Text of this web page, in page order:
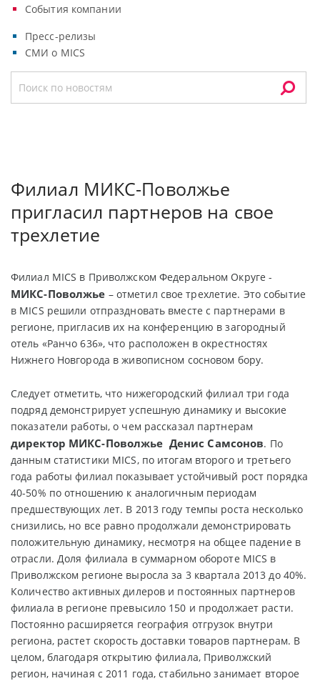
События компании
Пресс-релизы
СМИ о MICS
Филиал МИКС-Поволжье
пригласил партнеров на свое
трехлетие
Филиал MICS в Приволжском Федеральном Округе -
МИКС-Поволжье – отметил свое трехлетие. Это событие
в MICS решили отпраздновать вместе с партнерами в
регионе, пригласив их на конференцию в загородный
отель «Ранчо 636», что расположен в окрестностях
Нижнего Новгорода в живописном сосновом бору.
Следует отметить, что нижегородский филиал три года
подряд демонстрирует успешную динамику и высокие
показатели работы, о чем рассказал партнерам
директор МИКС-Поволжье Денис Самсонов. По
данным статистики MICS, по итогам второго и третьего
года работы филиал показывает устойчивый рост порядка
40-50% по отношению к аналогичным периодам
предшествующих лет. В 2013 году темпы роста несколько
снизились, но все равно продолжали демонстрировать
положительную динамику, несмотря на общее падение в
отрасли. Доля филиала в суммарном обороте MICS в
Приволжском регионе выросла за 3 квартала 2013 до 40%.
Количество активных дилеров и постоянных партнеров
филиала в регионе превысило 150 и продолжает расти.
Постоянно расширяется география отгрузок внутри
региона, растет скорость доставки товаров партнерам. В
целом, благодаря открытию филиала, Приволжский
регион, начиная с 2011 года, стабильно занимает второе